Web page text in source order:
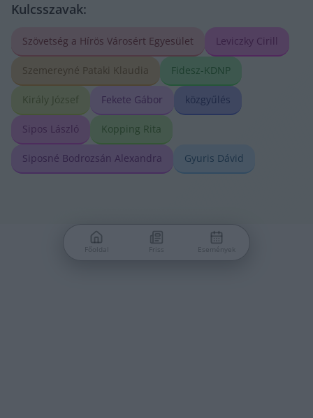
Kulcsszavak:
Szövetség a Hírös Városért Egyesület Leviczky Cirill
Szemereyné Pataki Klaudia Fidesz-KDNP
Király József Fekete Gábor közgyűlés
Sipos László Kopping Rita
Siposné Bodrozsán Alexandra Gyuris Dávid
Főoldal Friss Események